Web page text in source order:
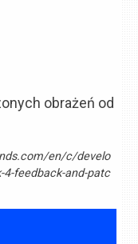
obrażeń od
en/c/develo
4-feedback-and-patc